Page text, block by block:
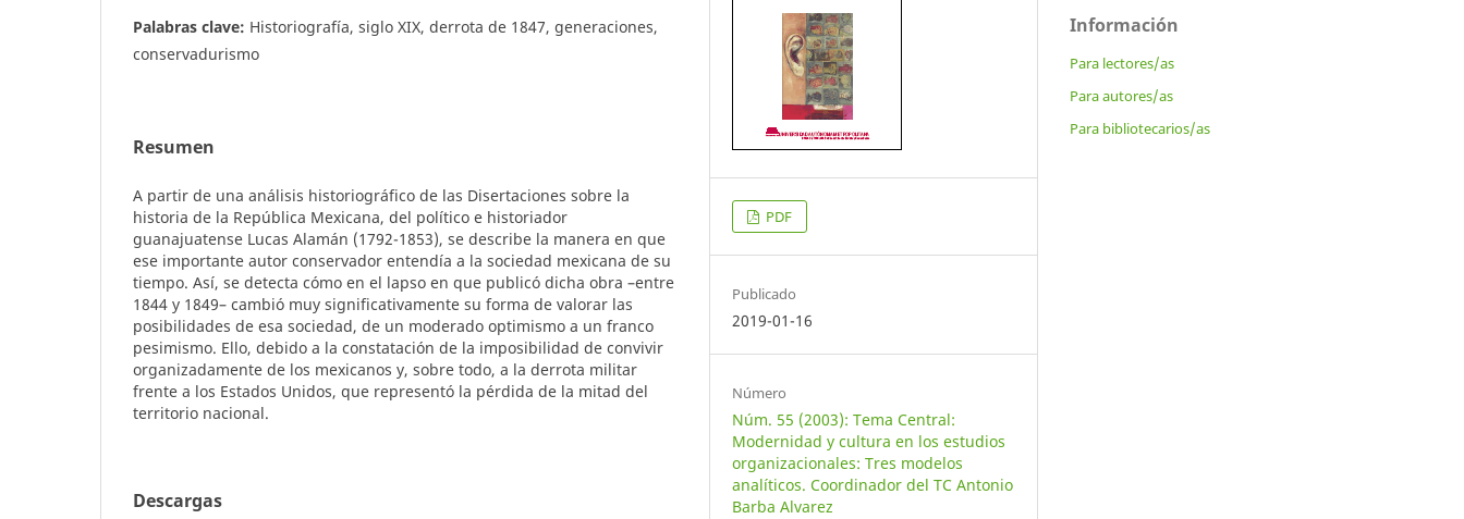
Palabras clave: Historiografía, siglo XIX, derrota de 1847, generaciones,
conservadurismo
Resumen
A partir de una análisis historiográfico de las Disertaciones sobre la
historia de la República Mexicana, del político e historiador
guanajuatense Lucas Alamán (1792-1853), se describe la manera en que
ese importante autor conservador entendía a la sociedad mexicana de su
tiempo. Así, se detecta cómo en el lapso en que publicó dicha obra –entre
1844 y 1849– cambió muy significativamente su forma de valorar las
posibilidades de esa sociedad, de un moderado optimismo a un franco
pesimismo. Ello, debido a la constatación de la imposibilidad de convivir
organizadamente de los mexicanos y, sobre todo, a la derrota militar
frente a los Estados Unidos, que representó la pérdida de la mitad del
territorio nacional.
Descargas
PDF
Publicado
2019-01-16
Número
Núm. 55 (2003): Tema Central:
Modernidad y cultura en los estudios
organizacionales: Tres modelos
analíticos. Coordinador del TC Antonio
Barba Alvarez
Información
Para lectores/as
Para autores/as
Para bibliotecarios/as